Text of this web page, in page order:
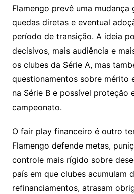
Flamengo prevê uma mudança
quedas diretas e eventual
período de transição. A ideia
decisivos, mais audiência e
os clubes da Série A, mas
questionamentos sobre mérito
na Série B e possível proteção
campeonato.
O fair play financeiro é outro
Flamengo defende metas,
controle mais rígido sobre
país em que clubes acumulam
refinanciamentos, atrasam